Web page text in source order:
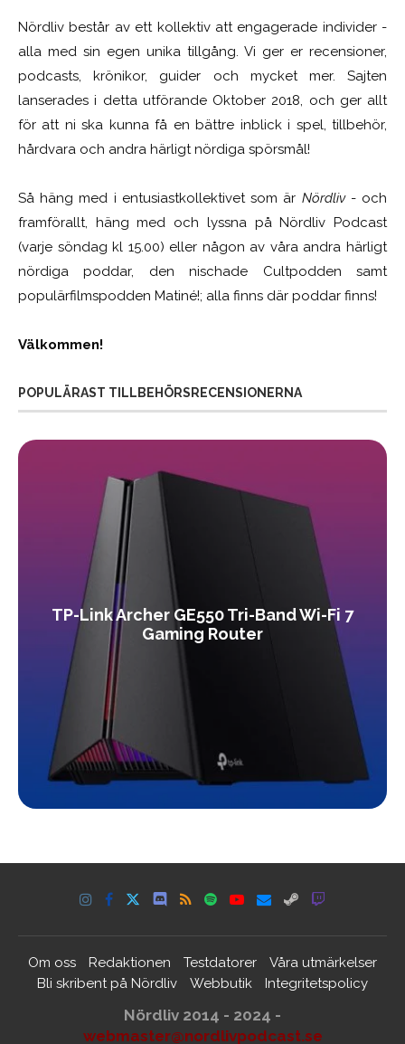
Nördliv består av ett kollektiv att engagerade individer -
alla med sin egen unika tillgång. Vi ger er recensioner,
podcasts, krönikor, guider och mycket mer. Sajten
lanserades i detta utförande Oktober 2018, och ger allt
för att ni ska kunna få en bättre inblick i spel, tillbehör,
hårdvara och andra härligt nördiga spörsmål!
Så häng med i entusiastkollektivet som är Nördliv- och
framförallt, häng med och lyssna på Nördliv Podcast
(varje söndag kl 15.00) eller någon av våra andra härligt
nördiga poddar, den nischade Cultpodden samt
populärfilmspodden Matiné!; alla finns där poddar finns!
Välkommen!
POPULÄRAST TILLBEHÖRSRECENSIONERNA
TP-Link Archer GE550 Tri-Band Wi-Fi 7
Gaming Router
Om oss Redaktionen Testdatorer
Våra utmärkelser
Bli skribent på Nördliv
Webbutik Integritetspolicy
Nördliv 2014 - 2024 -
webmaster@nordlivpodcast.se